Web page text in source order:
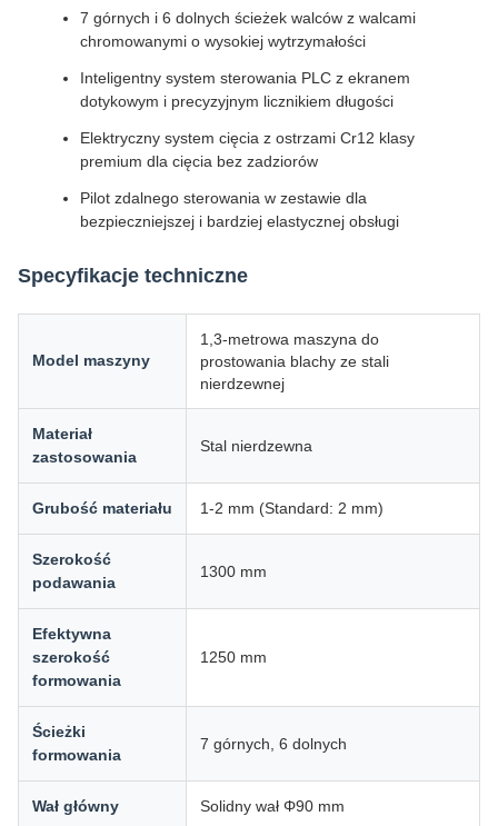
7 górnych i 6 dolnych ścieżek walców z walcami
chromowanymi o wysokiej wytrzymałości
Inteligentny system sterowania PLC z ekranem
dotykowym i precyzyjnym licznikiem długości
Elektryczny system cięcia z ostrzami Cr12 klasy
premium dla cięcia bez zadziorów
Pilot zdalnego sterowania w zestawie dla
bezpieczniejszej i bardziej elastycznej obsługi
Specyfikacje techniczne
Model maszyny
1,3-metrowa maszyna do
prostowania blachy ze stali
nierdzewnej
Materiał
zastosowania
Stal nierdzewna
Grubość materiału 1-2 mm (Standard: 2 mm)
Szerokość
podawania
1300 mm
Efektywna
szerokość
formowania
1250 mm
Ścieżki
formowania
7 górnych, 6 dolnych
Wał główny Solidny wał Φ90 mm